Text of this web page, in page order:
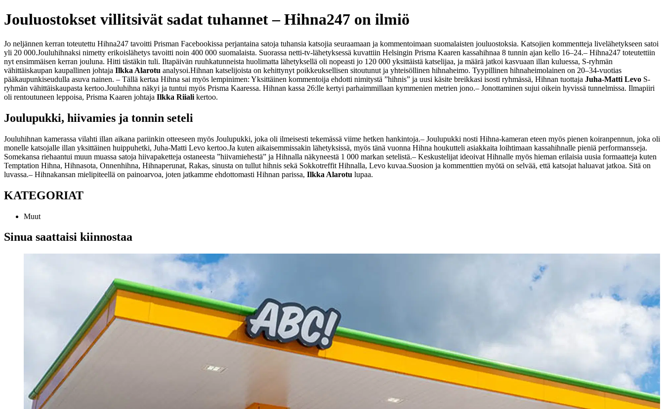
Jouluostokset villitsivät sadat tuhannet – Hihna247 on ilmiö
Jo neljännen kerran toteutettu Hihna247 tavoitti Prisman Facebookissa perjantaina satoja tuhansia katsojia seuraamaan ja kommentoimaan suomalaisten jouluostoksia. Katsojien kommentteja livelähetykseen satoi
yli 20 000.Jouluhihnaksi nimetty erikoislähetys tavoitti noin 400 000 suomalaista. Suorassa netti-tv-lähetyksessä kuvattiin Helsingin Prisma Kaaren kassahihnaa 8 tunnin ajan kello 16–24.– Hihna247 toteutettiin
nyt ensimmäisen kerran jouluna. Hitti tästäkin tuli. Iltapäivän ruuhkatunneista huolimatta lähetyksellä oli nopeasti jo 120 000 yksittäistä katselijaa, ja määrä jatkoi kasvuaan illan kuluessa, S-ryhmän
vähittäiskaupan kaupallinen johtaja Ilkka Alarotu analysoi.Hihnan katselijoista on kehittynyt poikkeuksellisen sitoutunut ja yhteisöllinen hihnaheimo. Tyypillinen hihnaheimolainen on 20–34-vuotias
pääkaupunkiseudulla asuva nainen. – Tällä kertaa Hihna sai myös lempinimen: Yksittäinen kommentoija ehdotti nimitystä ”hihnis” ja uusi käsite breikkasi isosti ryhmässä, Hihnan tuottaja Juha-Matti Levo S-
ryhmän vähittäiskaupasta kertoo.Jouluhihna näkyi ja tuntui myös Prisma Kaaressa. Hihnan kassa 26:lle kertyi parhaimmillaan kymmenien metrien jono.– Jonottaminen sujui oikein hyvissä tunnelmissa. Ilmapiiri
oli rentoutuneen leppoisa, Prisma Kaaren johtaja Ilkka Riiali kertoo.
Joulupukki, hiivamies ja tonnin seteli
Jouluhihnan kamerassa vilahti illan aikana pariinkin otteeseen myös Joulupukki, joka oli ilmeisesti tekemässä viime hetken hankintoja.– Joulupukki nosti Hihna-kameran eteen myös pienen koiranpennun, joka oli
monelle katsojalle illan yksittäinen huippuhetki, Juha-Matti Levo kertoo.Ja kuten aikaisemmissakin lähetyksissä, myös tänä vuonna Hihna houkutteli asiakkaita loihtimaan kassahihnalle pieniä performansseja.
Somekansa riehaantui muun muassa satoja hiivapaketteja ostaneesta ”hiivamiehestä” ja Hihnalla näkyneestä 1 000 markan setelistä.– Keskustelijat ideoivat Hihnalle myös hieman erilaisia uusia formaatteja kuten
Temptation Hihna, Hihnasota, Onnenhihna, Hihnaperunat, Rakas, sinusta on tullut hihnis sekä Sokkotreffit Hihnalla, Levo kuvaa.Suosion ja kommenttien myötä on selvää, että katsojat haluavat jatkoa. Sitä on
luvassa.– Hihnakansan mielipiteellä on painoarvoa, joten jatkamme ehdottomasti Hihnan parissa, Ilkka Alarotu lupaa.
KATEGORIAT
Muut
Sinua saattaisi kiinnostaa